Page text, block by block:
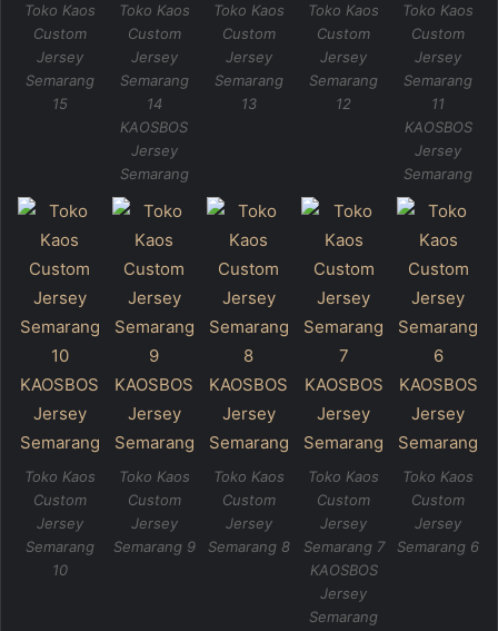
Toko Kaos
Custom
Jersey
Semarang
15
Toko Kaos
Custom
Jersey
Semarang
14
KAOSBOS
Jersey
Semarang
Toko Kaos
Custom
Jersey
Semarang
13
Toko Kaos
Custom
Jersey
Semarang
12
Toko Kaos
Custom
Jersey
Semarang
11
KAOSBOS
Jersey
Semarang
Toko Kaos
Custom
Jersey
Semarang
10
Toko Kaos
Custom
Jersey
Semarang 9
Toko Kaos
Custom
Jersey
Semarang 8
Toko Kaos
Custom
Jersey
Semarang 7
KAOSBOS
Jersey
Semarang
Toko Kaos
Custom
Jersey
Semarang 6